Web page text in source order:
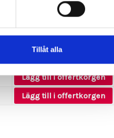
Tillåt alla
Lägg till i offertkorgen
Lägg till i offertkorgen